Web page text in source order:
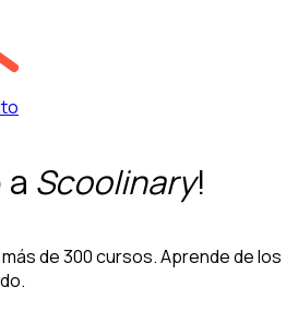
a Scoolinary!
de 300 cursos. Aprende de los